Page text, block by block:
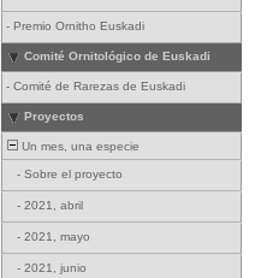
- Premio Ornitho Euskadi
Comité Ornitológico de Euskadi
- Comité de Rarezas de Euskadi
Proyectos
Un mes, una especie
- Sobre el proyecto
- 2021, abril
- 2021, mayo
- 2021, junio